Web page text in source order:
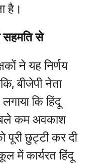
है।
सहमति से
ने यह निर्णय
बीजेपी नेता
कि हिंदू
कम अवकाश
पूरी छुट्टी कर दी
में कार्यरत हिंदू